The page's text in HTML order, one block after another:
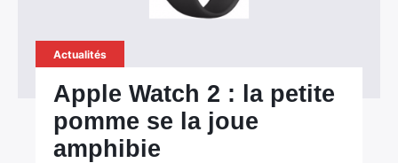
Actualités
Apple Watch 2 : la petite
pomme se la joue
amphibie